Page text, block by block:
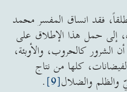
فقد انساق المفسر محمد
إلى حمل هذا الإطلاق على
أن الشرور كالحروب، والأوبئة،
كلها من نتاج
والظلم والضلال[9]
.